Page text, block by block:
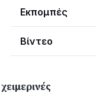
Εκπομπές
Βίντεο
RTV
εκπτώσεων